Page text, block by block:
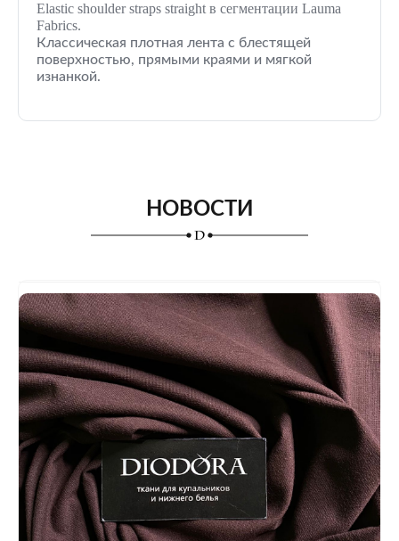
Elastic shoulder straps straight в сегментации Lauma
Fabrics.
Классическая плотная лента с блестящей
поверхностью, прямыми краями и мягкой
изнанкой.
НОВОСТИ